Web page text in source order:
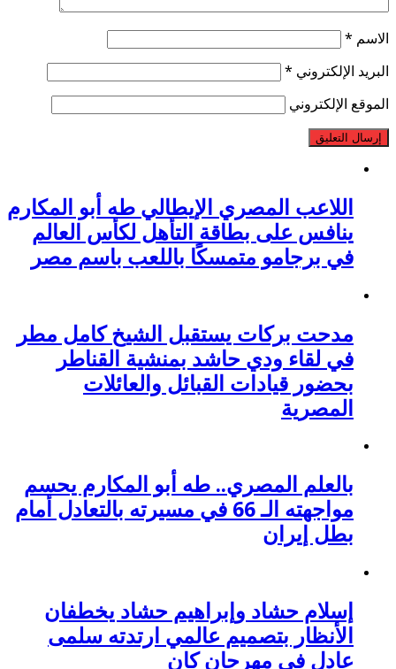
الاسم *
البريد الإلكتروني *
الموقع الإلكتروني
اللاعب المصري الإيطالي طه أبو المكارم
ينافس على بطاقة التأهل لكأس العالم
في برجامو متمسكًا باللعب باسم مصر
مدحت بركات يستقبل الشيخ كامل مطر
في لقاء ودي حاشد بمنشية القناطر
بحضور قيادات القبائل والعائلات
المصرية
بالعلم المصري.. طه أبو المكارم يحسم
مواجهته الـ 66 في مسيرته بالتعادل أمام
بطل إيران
إسلام حشاد وإبراهيم حشاد يخطفان
الأنظار بتصميم عالمي ارتدته سلمى
عادل في مهرجان كان